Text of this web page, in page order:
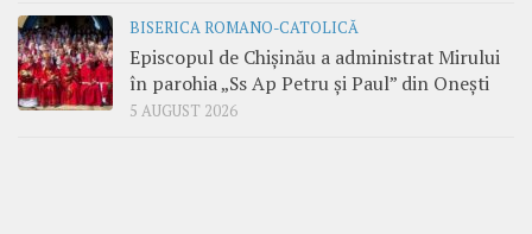
BISERICA ROMANO-CATOLICĂ
Episcopul de Chișinău a administrat Mirului
în parohia „Ss Ap Petru și Paul” din Onești
5 AUGUST 2026